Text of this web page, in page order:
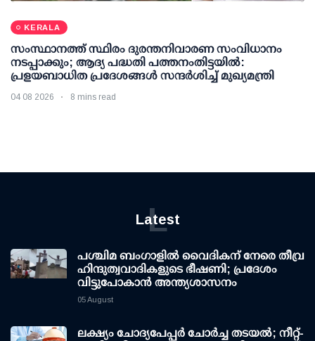
KERALA
സംസ്ഥാനത്ത് സ്ഥിരം ദുരന്തനിവാരണ സംവിധാനം
നടപ്പാക്കും; ആദ്യ പദ്ധതി പത്തനംതിട്ടയില്‍:
പ്രളയബാധിത പ്രദേശങ്ങള്‍ സന്ദര്‍ശിച്ച് മുഖ്യമന്ത്രി
04 08 2026 8 mins read
Latest
L
പശ്ചിമ ബംഗാളിൽ വൈദികന് നേരെ തീവ്ര
ഹിന്ദുത്വവാദികളുടെ ഭീഷണി; പ്രദേശം
വിട്ടുപോകാൻ അന്ത്യശാസനം
05 August
ലക്ഷ്യം ചോദ്യപേപ്പര്‍ ചോര്‍ച്ച തടയല്‍; നീറ്റ്-